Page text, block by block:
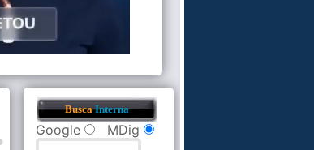
BuscaInterna
Google MDig